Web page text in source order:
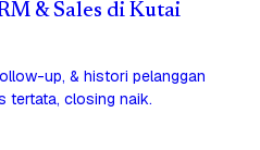
& Sales di Kutai
up, & histori pelanggan
tertata, closing naik.